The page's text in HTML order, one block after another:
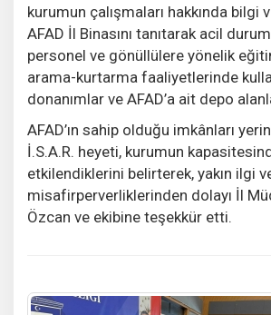
kurumun çalışmaları hakkında bilgi
AFAD İl Binasını tanıtarak acil
personel ve gönüllülere yönelik
arama-kurtarma faaliyetlerinde
donanımlar ve AFAD’a ait depo
AFAD’ın sahip olduğu imkânları
İ.S.A.R. heyeti, kurumun
etkilendiklerini belirterek, yakın ilgi
misafirperverliklerinden dolayı İl
Özcan ve ekibine teşekkür etti.